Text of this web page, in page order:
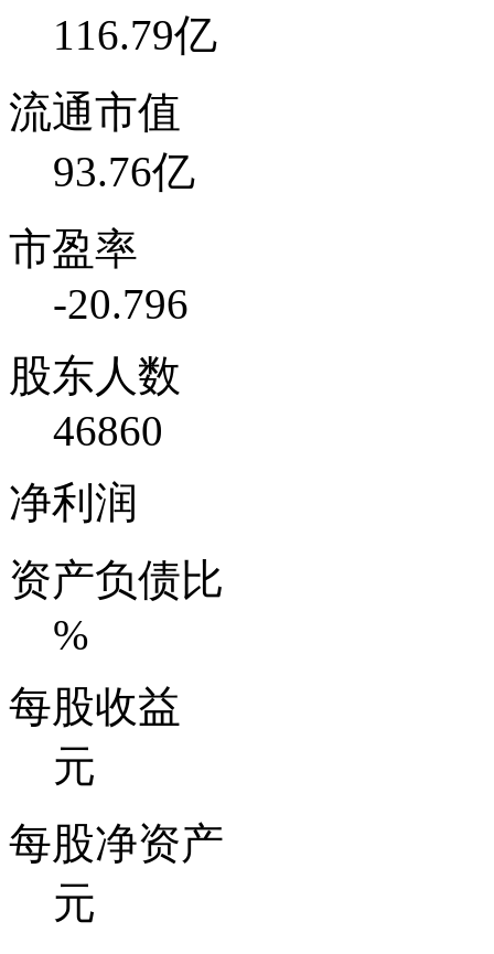
116.79亿
流通市值
93.76亿
市盈率
-20.796
股东人数
46860
净利润
资产负债比
%
每股收益
元
每股净资产
元